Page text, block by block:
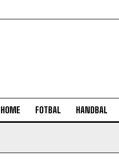
HOME FOTBAL HANDBAL